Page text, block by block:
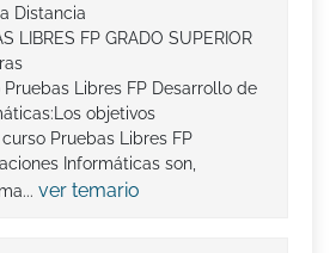
Distancia
LIBRES FP GRADO SUPERIOR
Libres FP Desarrollo de
objetivos
Pruebas Libres FP
Informáticas son,
ver temario